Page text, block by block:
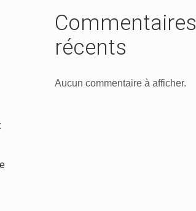
Commentaires
récents
Aucun commentaire à afficher.